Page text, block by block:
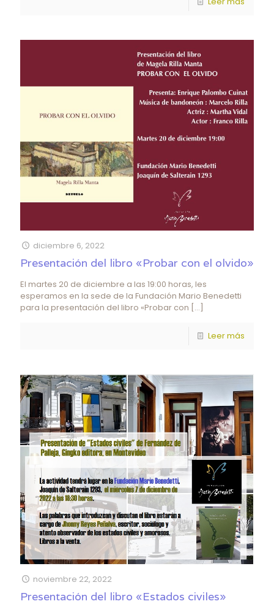
diciembre 6, 2022
Presentación del libro «Probar con el olvido»
El martes 20 de diciembre a las 19:00 horas, les
esperamos en la sede de la Fundación Mario Benedetti
para la presentación del libro «Probar con […]
Leer más
noviembre 22, 2022
Presentación del libro «Estados civiles»